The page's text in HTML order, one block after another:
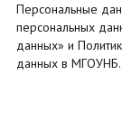
Персональные
персональных
данных» и
данных в МГОУНБ.